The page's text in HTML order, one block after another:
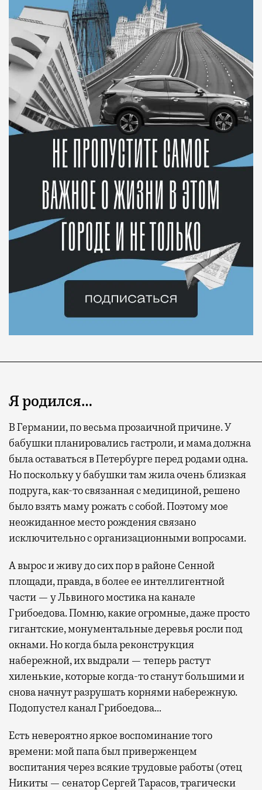
Я родился…
В Германии, по весьма прозаичной причине. У
бабушки планировались гастроли, и мама должна
была оставаться в Петербурге перед родами одна.
Но поскольку у бабушки там жила очень близкая
подруга, как-то связанная с медициной, решено
было взять маму рожать с собой. Поэтому мое
неожиданное место рождения связано
исключительно с организационными вопросами.
А вырос и живу до сих пор в районе Сенной
площади, правда, в более ее интеллигентной
части — у Львиного мостика на канале
Грибоедова. Помню, какие огромные, даже просто
гигантские, монументальные деревья росли под
окнами. Но когда была реконструкция
набережной, их выдрали — теперь растут
хиленькие, которые когда-то станут большими и
снова начнут разрушать корнями набережную.
Подопустел канал Грибоедова…
Есть невероятно яркое воспоминание того
времени: мой папа был приверженцем
воспитания через всякие трудовые работы (отец
Никиты — сенатор Сергей Тарасов, трагически